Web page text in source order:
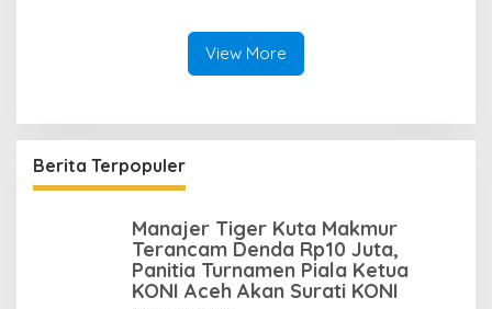
View More
Berita Terpopuler
Manajer Tiger Kuta Makmur
Terancam Denda Rp10 Juta,
Panitia Turnamen Piala Ketua
KONI Aceh Akan Surati KONI